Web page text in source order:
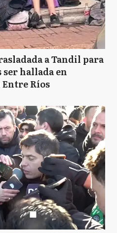
a Tandil para
hallada en
Ríos